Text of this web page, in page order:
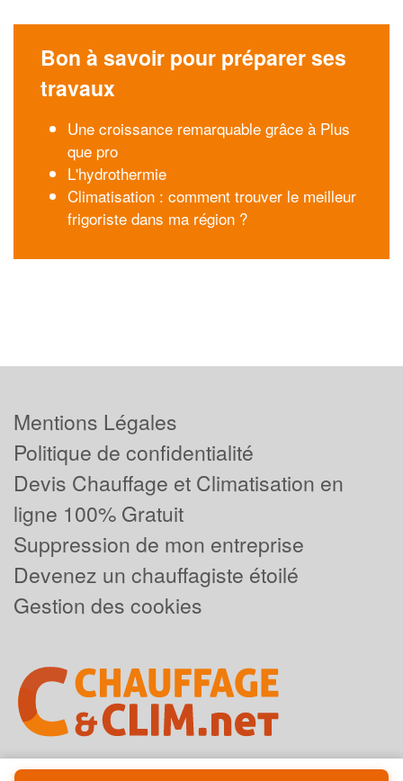
Bon à savoir pour préparer ses
travaux
Une croissance remarquable grâce à Plus
que pro
L'hydrothermie
Climatisation : comment trouver le meilleur
frigoriste dans ma région ?
Mentions Légales
Politique de confidentialité
Devis Chauffage et Climatisation en
ligne 100% Gratuit
Suppression de mon entreprise
Devenez un chauffagiste étoilé
Gestion des cookies